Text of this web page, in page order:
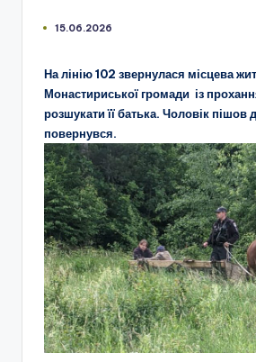
15.06.2026
На лінію 102 звернулася місцева
Монастириської громади із
розшукати її батька. Чоловік пішов
повернувся.